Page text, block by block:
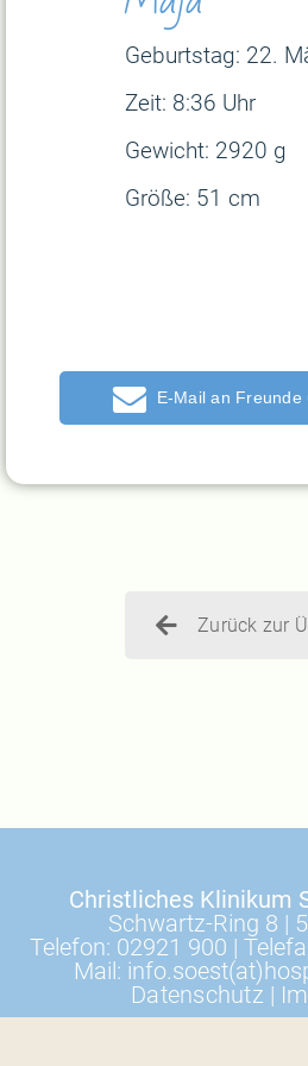
Geburtstag: 22.
Zeit: 8:36 Uhr
Gewicht: 2920 g
Größe: 51 cm
E-Mail
Zurück zur
Christliches Klinikum
Schwartz-Ring 8 |
Telefon: 02921 900 |
Mail:
Datenschutz |